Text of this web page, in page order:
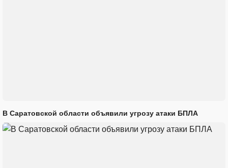
В Саратовской области объявили угрозу атаки БПЛА